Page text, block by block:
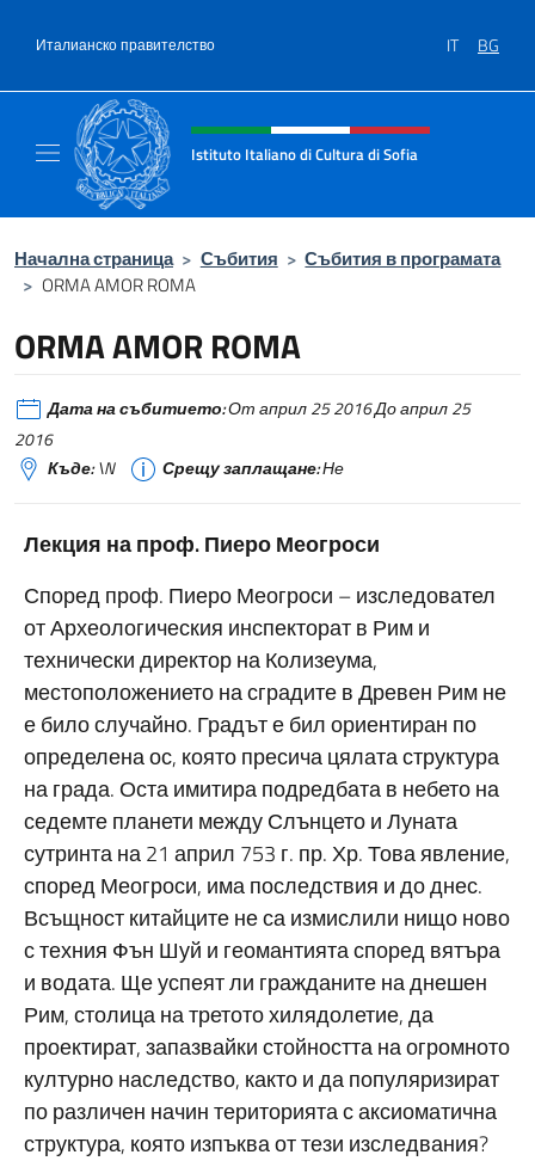
Италианско правителство IT BG
Intestazione sito, social e menù
Istituto Italiano di Cultura di Sofia
Начална страница > Събития > Събития в програмата
> ORMA AMOR ROMA
ORMA AMOR ROMA
Дата на събитието:От април 25 2016 До април 25
2016
Къде:\N Срещу заплащане:Не
Лекция на проф. Пиеро Меогроси
Според проф. Пиеро Меогроси – изследовател
от Археологическия инспекторат в Рим и
технически директор на Колизеума,
местоположението на сградите в Древен Рим не
е било случайно. Градът е бил ориентиран по
определена ос, която пресича цялата структура
на града. Оста имитира подредбата в небето на
седемте планети между Слънцето и Луната
сутринта на 21 април 753 г. пр. Хр. Това явление,
според Меогроси, има последствия и до днес.
Всъщност китайците не са измислили нищо ново
с техния Фън Шуй и геомантията според вятъра
и водата. Ще успеят ли гражданите на днешен
Рим, столица на третото хилядолетие, да
проектират, запазвайки стойността на огромното
културно наследство, както и да популяризират
по различен начин територията с аксиоматична
структура, която изпъква от тези изследвания?